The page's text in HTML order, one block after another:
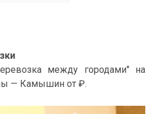
между городами" на
— Камышин от ₽.